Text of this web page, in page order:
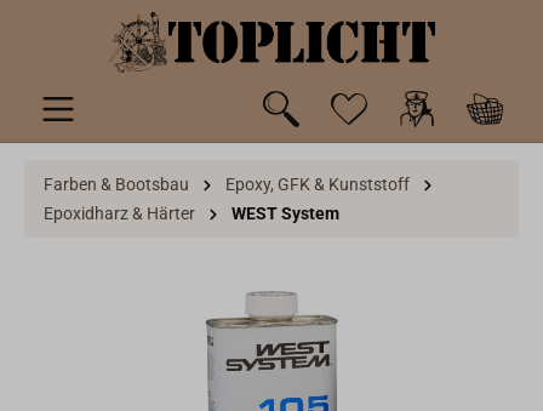
springen
Farben & Bootsbau
Epoxy, GFK & Kunststoff
Epoxidharz & Härter
WEST System